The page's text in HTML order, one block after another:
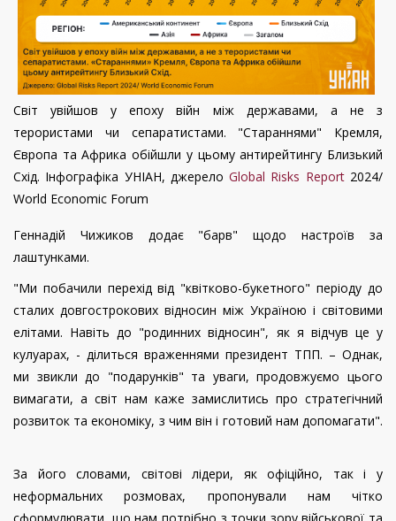
Світ увійшов у епоху війн між державами, а не з
терористами чи сепаратистами. "Стараннями" Кремля,
Європа та Африка обійшли у цьому антирейтингу Близький
Схід. Інфографіка УНІАН, джерелоGlobal Risks Report2024/
World Economic Forum
Геннадій Чижиков додає "барв" щодо настроїв за
лаштунками.
"Ми побачили перехід від "квітково-букетного" періоду до
сталих довгострокових відносин між Україною і світовими
елітами. Навіть до "родинних відносин", як я відчув це у
кулуарах, - ділиться враженнями президент ТПП. – Однак,
ми звикли до "подарунків" та уваги, продовжуємо цього
вимагати, а світ нам каже замислитись про стратегічний
розвиток та економіку, з чим він і готовий нам допомагати".
За його словами, світові лідери, як офіційно, так і у
неформальних розмовах, пропонували нам чітко